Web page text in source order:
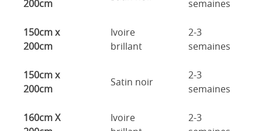
200cm
semaines
150cm x
200cm
Ivoire
brillant
2-3
semaines
150cm x
200cm
Satin noir
2-3
semaines
160cm X
Ivoire
2-3